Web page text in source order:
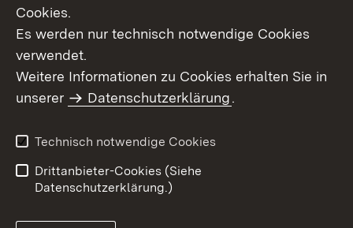
Barrierefreiheit
Cookies.
Es werden nur technisch notwendige Cookies
verwendet.
Weitere Informationen zu Cookies erhalten Sie in
unserer
Datenschutzerklärung.
Technisch notwendige Cookies
Drittanbieter-Cookies (Siehe
Datenschutzerklärung.)